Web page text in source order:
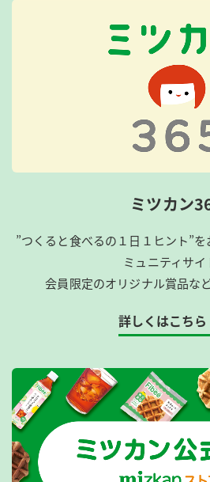
ミツカン
”つくると食べるの１日１ヒント”
ミュニティサイ
会員限定のオリジナル賞品な
詳しくはこちら